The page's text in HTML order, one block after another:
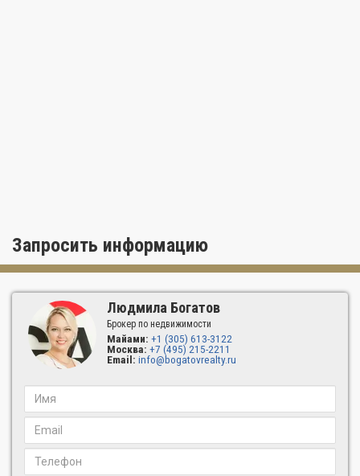
Запросить информацию
Людмила Богатов
Брокер по недвижимости
Майами: +1 (305) 613-3122
Москва: +7 (495) 215-2211
Email: info@bogatovrealty.ru